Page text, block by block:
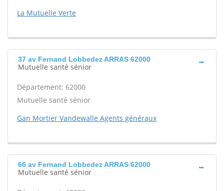
La Mutuelle Verte
37 av Fernand Lobbedez ARRAS 62000
Mutuelle santé sénior
Département: 62000
Mutuelle santé sénior
Gan Mortier Vandewalle Agents généraux
66 av Fernand Lobbedez ARRAS 62000
Mutuelle santé sénior